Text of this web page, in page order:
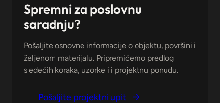
Spremni za poslovnu
saradnju?
Pošaljite osnovne informacije o objektu, površini i
željenom materijalu. Pripremićemo predlog
sledećih koraka, uzorke ili projektnu ponudu.
Pošaljite projektni upit